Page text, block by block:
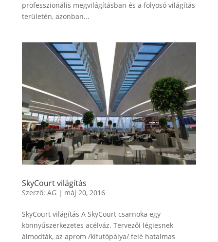
professzionális megvilágításban és a folyosó világítás
területén, azonban...
SkyCourt világítás
Szerző: AG| máj 20, 2016
SkyCourt világítás A SkyCourt csarnoka egy
könnyűszerkezetes acélváz. Tervezői légiesnek
álmodták, az aprom /kifutópálya/ felé hatalmas